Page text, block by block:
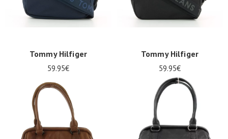
Tommy Hilfiger
59.95€
Tommy Hilfiger
59.95€